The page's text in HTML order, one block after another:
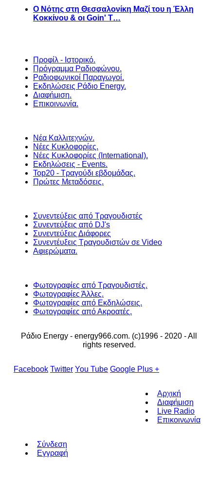
Ο Νότης στη Θεσσαλονίκη Μαζί του η Έλλη
Κοκκίνου & οι Goin' T…
Προφίλ - Ιστορικό.
Πρόγραμμα Ραδιοφώνου.
Ραδιοφωνικοί Παραγωγοί.
Εκδηλώσεις Ράδιο Energy.
Διαφήμιση.
Επικοινωνία.
Νέα Καλλιτεχνών.
Νέες Κυκλοφορίες.
Νέες Κυκλοφορίες (International).
Εκδηλώσεις - Events.
Top20 - Τραγούδι εβδομάδας.
Πρώτες Μεταδόσεις.
Συνεντεύξεις από Τραγουδιστές
Συνεντεύξεις από DJ's
Συνεντεύξεις Διάφορες
Συνεντέυξεις Τραγουδιστών σε Video
Αφιερώματα.
Φωτογραφίες από Τραγουδιστές.
Φωτογραφίες Άλλες.
Φωτογραφίες από Εκδηλώσεις.
Φωτογραφίες από Ακροατές.
Ράδιο Energy - energy966.com. (c)1996 - 2020 - All
rights reserved.
Facebook Twitter You Tube Google Plus +
Αρχική
Διαφήμιση
Live Radio
Επικοινωνία
Σύνδεση
Εγγραφή